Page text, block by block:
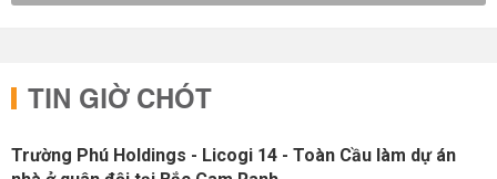
TIN GIỜ CHÓT
Trường Phú Holdings - Licogi 14 - Toàn Cầu làm dự án